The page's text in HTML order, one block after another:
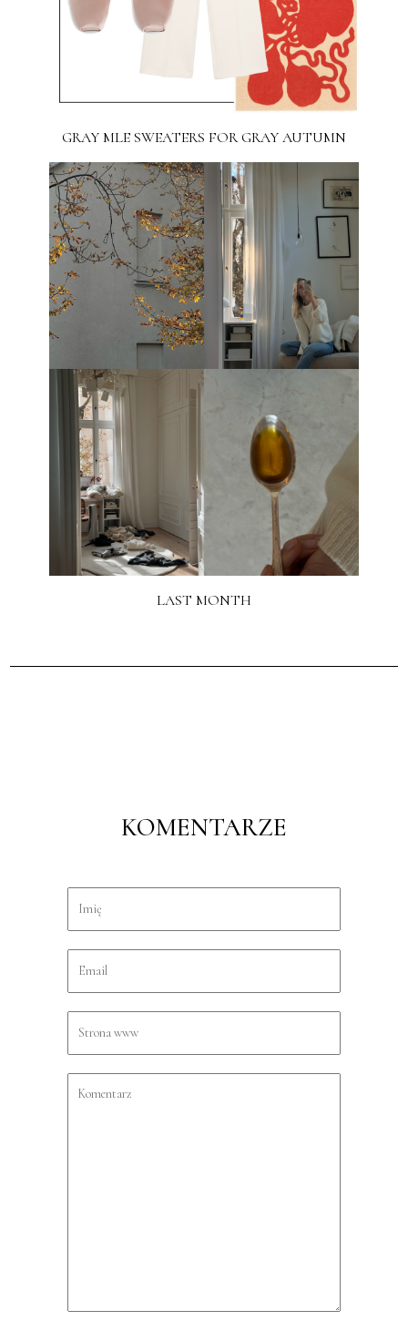
GRAY MLE SWEATERS FOR GRAY AUTUMN
LAST MONTH
KOMENTARZE